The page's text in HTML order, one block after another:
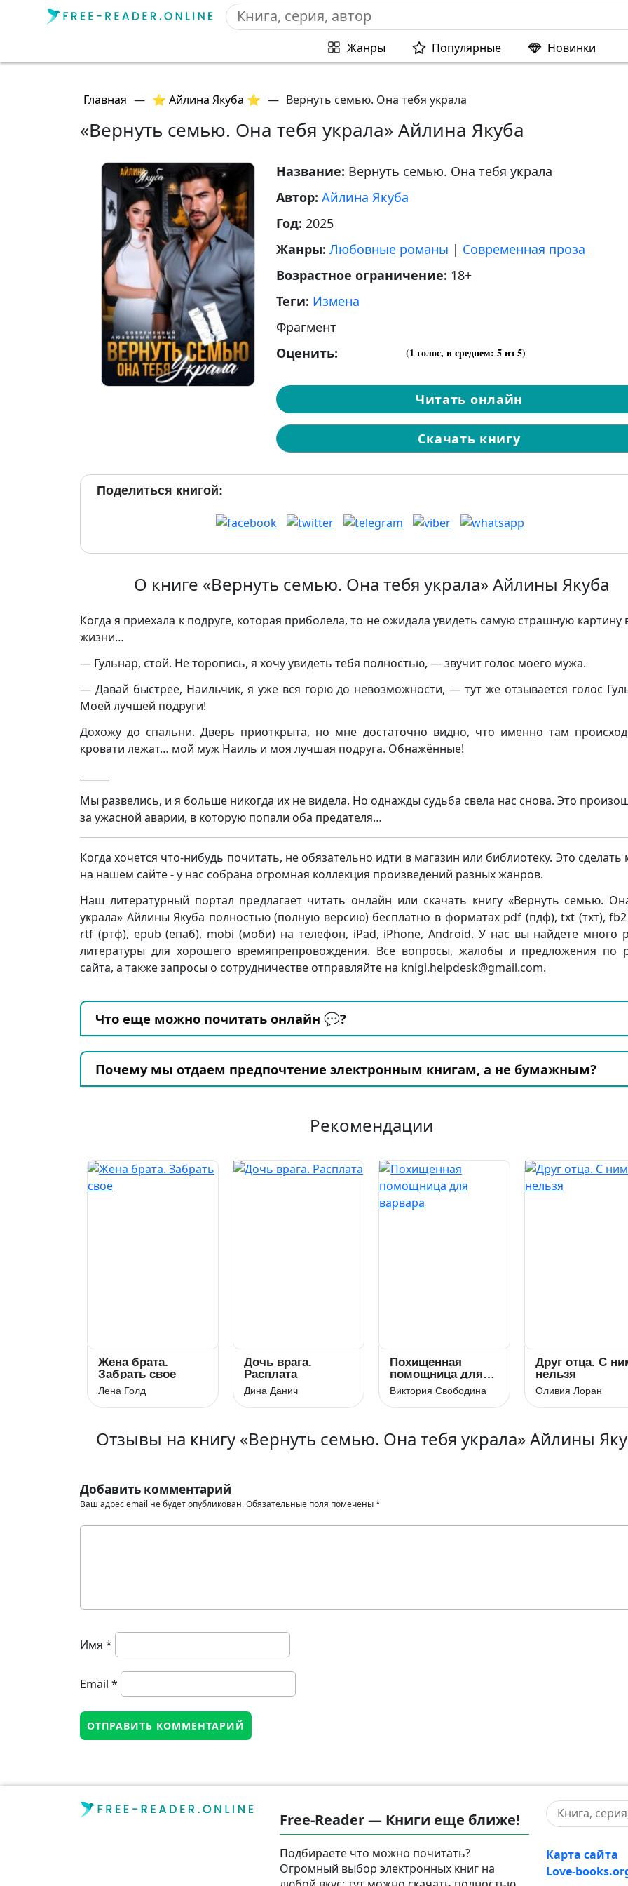
Жанры Популярные Новинки
Главная — ⭐ Айлина Якуба ⭐ — Вернуть семью. Она тебя украла
«Вернуть семью. Она тебя украла» Айлина Якуба
Название: Вернуть семью. Она тебя украла
Автор: Айлина Якуба
Год: 2025
Жанры: Любовные романы | Современная проза
Возрастное ограничение: 18+
Теги: Измена
Фрагмент
Оценить:
(1 голос, в среднем: 5из 5)
Читать онлайн
Скачать книгу
Поделиться книгой:
О книге «Вернуть семью. Она тебя украла» Айлины Якуба
Когда я приехала к подруге, которая приболела, то не ожидала увидеть самую страшную картину
жизни…
— Гульнар, стой. Не торопись, я хочу увидеть тебя полностью, — звучит голос моего мужа.
— Давай быстрее, Наильчик, я уже вся горю до невозможности, — тут же отзывается голос
Моей лучшей подруги!
Дохожу до спальни. Дверь приоткрыта, но мне достаточно видно, что именно там
кровати лежат… мой муж Наиль и моя лучшая подруга. Обнажённые!
Мы развелись, и я больше никогда их не видела. Но однажды судьба свела нас снова. Это
за ужасной аварии, в которую попали оба предателя…
Когда хочется что-нибудь почитать, не обязательно идти в магазин или библиотеку. Это
на нашем сайте - у нас собрана огромная коллекция произведений разных жанров.
Наш литературный портал предлагает читать онлайн или скачать книгу «Вернуть семью.
украла» Айлины Якуба полностью (полную версию) бесплатно в форматах pdf (пдф), txt (тхт),
rtf (ртф), epub (епаб), mobi (моби) на телефон, iPad, iPhone, Android. У нас вы найдете много
литературы для хорошего времяпрепровождения. Все вопросы, жалобы и предложения по
сайта, а также запросы о сотрудничестве отправляйте на knigi.helpdesk@gmail.com.
Что еще можно почитать онлайн 💬?
Почему мы отдаем предпочтение электронным книгам, а не бумажным?
Рекомендации
Жена брата.
Забрать свое
Лена Голд
Дочь врага.
Расплата
Дина Данич
Похищенная
помощница для
варвара
Виктория Свободина
Друг отца. С
нельзя
Оливия Лоран
Отзывы на книгу «Вернуть семью. Она тебя украла» Айлины
Добавить комментарий
Ваш адрес email не будет опубликован.Обязательные поля помечены*
Имя *
Email *
Free-Reader — Книги еще ближе!
Подбираете что можно почитать?
Огромный выбор электронных книг на
Карта сайта
Love-